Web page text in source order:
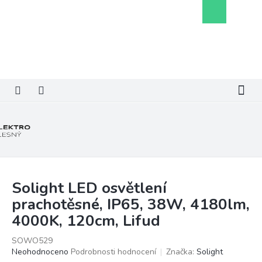
košík
Solight LED osvětlení
prachotěsné, IP65, 38W, 4180lm,
4000K, 120cm, Lifud
SOWO529
Průměrné
Neohodnoceno Podrobnosti hodnocení Značka: Solight